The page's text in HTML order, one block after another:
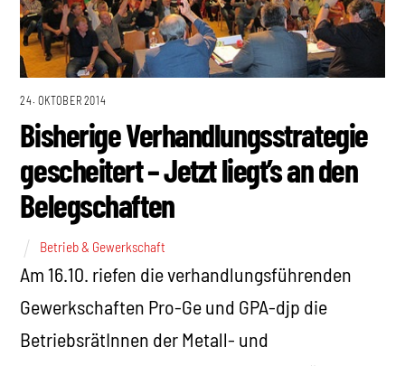
24. OKTOBER 2014
Bisherige Verhandlungsstrategie
gescheitert – Jetzt liegt’s an den
Belegschaften
Betrieb & Gewerkschaft
Am 16.10. riefen die verhandlungsführenden
Gewerkschaften Pro-Ge und GPA-djp die
BetriebsrätInnen der Metall- und